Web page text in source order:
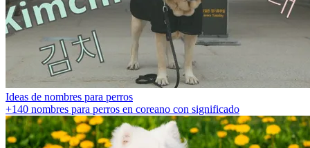
Ideas de nombres para perros
+140 nombres para perros en coreano con significado